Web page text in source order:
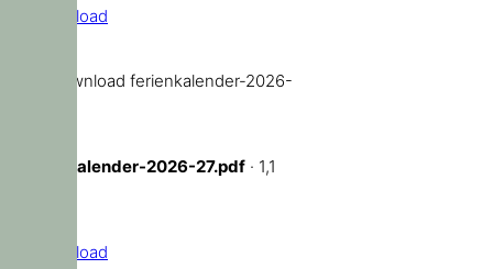
Download
ferienkalender-2026-27.pdf · 1,1
Download